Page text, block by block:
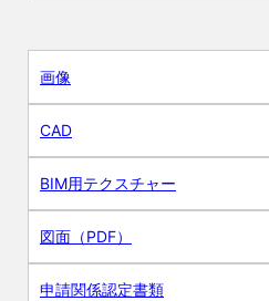
画像
CAD
BIM用テクスチャー
図面（PDF）
申請関係認定書類